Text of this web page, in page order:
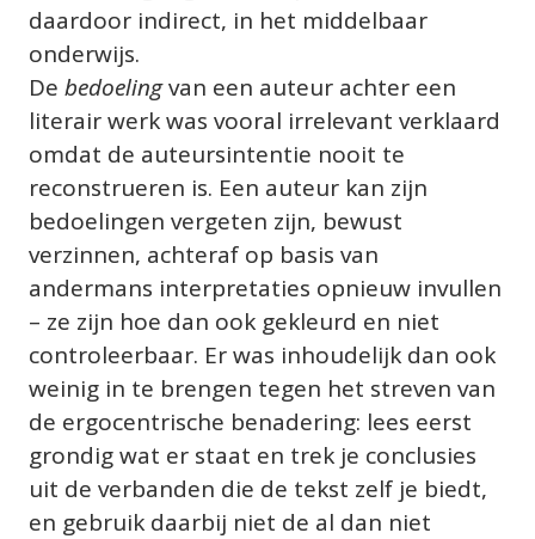
daardoor indirect, in het middelbaar
onderwijs.
De bedoeling van een auteur achter een
literair werk was vooral irrelevant verklaard
omdat de auteursintentie nooit te
reconstrueren is. Een auteur kan zijn
bedoelingen vergeten zijn, bewust
verzinnen, achteraf op basis van
andermans interpretaties opnieuw invullen
– ze zijn hoe dan ook gekleurd en niet
controleerbaar. Er was inhoudelijk dan ook
weinig in te brengen tegen het streven van
de ergocentrische benadering: lees eerst
grondig wat er staat en trek je conclusies
uit de verbanden die de tekst zelf je biedt,
en gebruik daarbij niet de al dan niet